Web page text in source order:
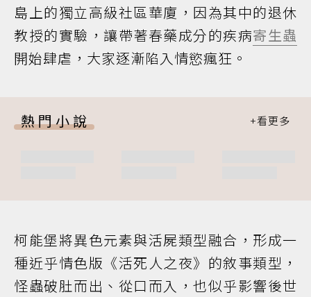
島上的獨立高級社區華廈，因為其中的退休
教授的實驗，讓帶著春藥成分的疾病寄生蟲
開始肆虐，大家逐漸陷入情慾瘋狂。
熱門小說
柯能堡將異色元素與活屍類型融合，形成一
種近乎情色版《活死人之夜》的敘事類型，
怪蟲破肚而出、從口而入，也似乎影響後世